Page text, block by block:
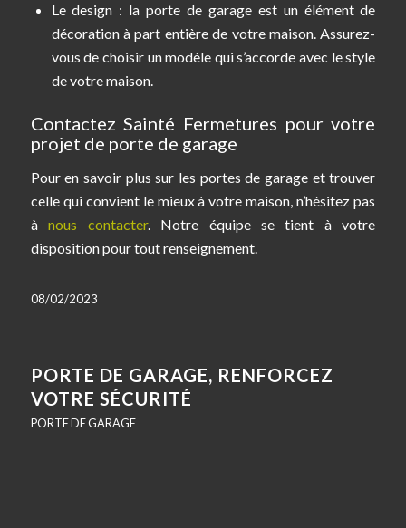
Le design : la porte de garage est un élément de
décoration à part entière de votre maison. Assurez-
vous de choisir un modèle qui s’accorde avec le style
de votre maison.
Contactez Sainté Fermetures pour votre
projet de porte de garage
Pour en savoir plus sur les portes de garage et trouver
celle qui convient le mieux à votre maison, n’hésitez pas
ànous contacter. Notre équipe se tient à votre
disposition pour tout renseignement.
08/02/2023
PORTE DE GARAGE, RENFORCEZ
VOTRE SÉCURITÉ
PORTE DE GARAGE